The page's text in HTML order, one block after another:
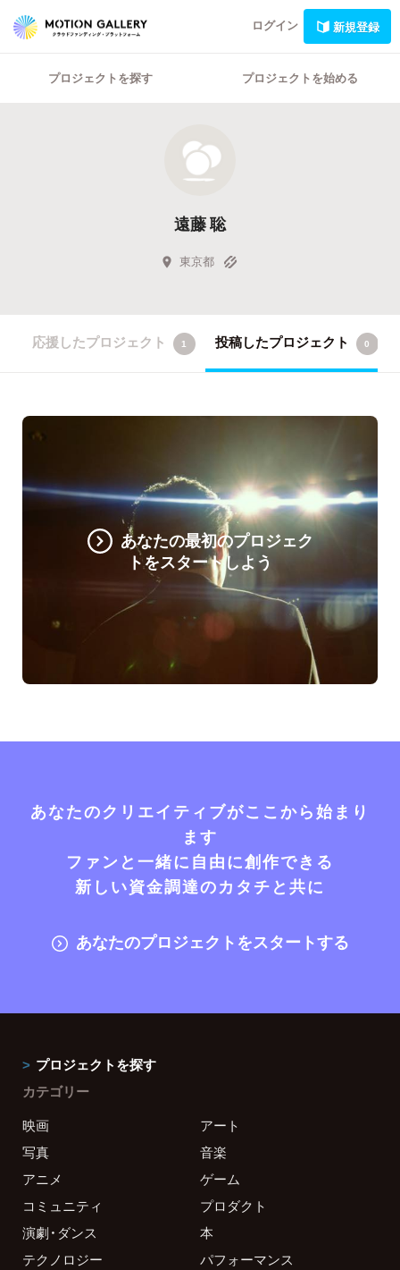
ログイン 新規登録
プロジェクトを探す プロジェクトを始める
遠藤 聡
東京都
応援したプロジェクト 1 投稿したプロジェクト 0
あなたの最初のプロジェク
トをスタートしよう
あなたのクリエイティブがここから始まり
ます
ファンと一緒に自由に創作できる
新しい資金調達のカタチと共に
あなたのプロジェクトをスタートする
プロジェクトを探す
カテゴリー
映画
アート
写真
音楽
アニメ
ゲーム
コミュニティ
プロダクト
演劇・ダンス
本
テクノロジー
パフォーマンス